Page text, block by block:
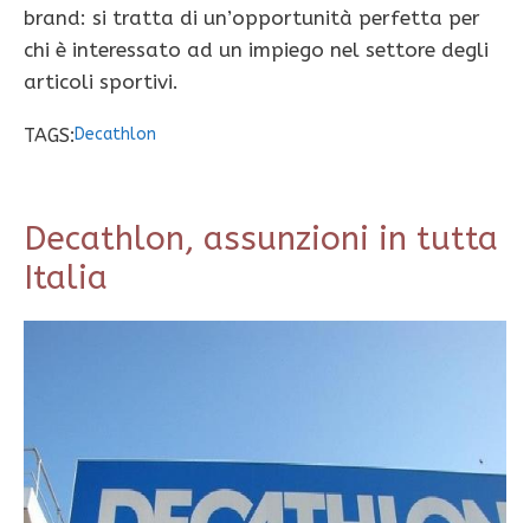
brand: si tratta di un’opportunità perfetta per
chi è interessato ad un impiego nel settore degli
articoli sportivi.
TAGS:Decathlon
Decathlon, assunzioni in tutta
Italia